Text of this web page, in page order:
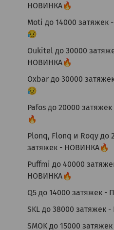
НОВИНКА🔥
Moti до 14000
😥
Oukitel до 30000
НОВИНКА🔥
Oxbar до 30000
😥
Pafos до 20000
🔥
Plonq, Flonq и Roqy до
затяжек - НОВИНКА🔥
Puffmi до 40000
НОВИНКА🔥
Q5 до 14000 затяжек
SKL до 38000 затяжек
SMOK до 15000